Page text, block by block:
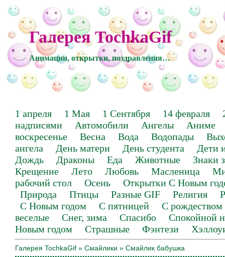
Галерея TochkaGif
Анимации, открытки, поздравления…
1 апреля 1 Мая 1 Сентября 14 февраля
надписями
Автомобили Ангелы
Аниме
воскресенье
Весна Вода Водопады
ангела
День матери День студента
Дети
Дождь
Драконы Еда Животные
Знаки
Крещение
Лето Любовь Масленица
рабочий стол
Осень
Открытки С Новым
Природа
Птицы Разные GIF Религия
С Новым годом
С пятницей
С рождеством
веселые
Снег, зима Спасибо
Спокойной
Новым годом
Страшные Фэнтези
Галерея TochkaGif » Смайлики » Смайлик бабушка